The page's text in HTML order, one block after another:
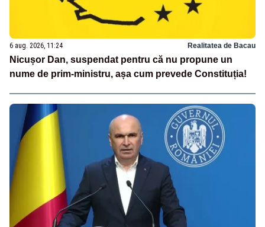
6 aug. 2026, 11:24 Realitatea de Bacau
Nicușor Dan, suspendat pentru că nu propune un
nume de prim-ministru, așa cum prevede Constituția!